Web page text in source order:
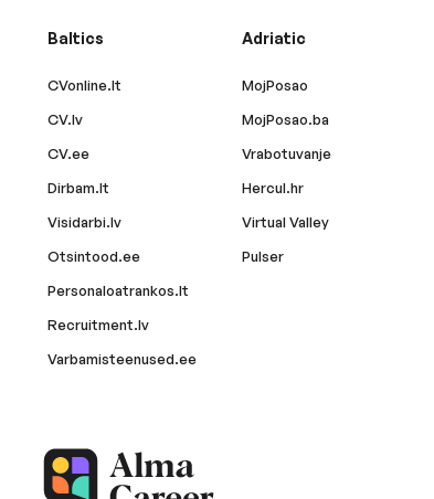
Baltics
CVonline.lt
CV.lv
CV.ee
Dirbam.lt
Visidarbi.lv
Otsintood.ee
Personaloatrankos.lt
Recruitment.lv
Varbamisteenused.ee
Adriatic
MojPosao
MojPosao.ba
Vrabotuvanje
Hercul.hr
Virtual Valley
Pulser